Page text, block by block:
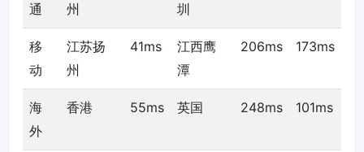
通
州
圳
移
动
江苏扬
州
41ms
江西鹰
潭
206ms 173ms
海
外
香港 55ms 英国 248ms 101ms